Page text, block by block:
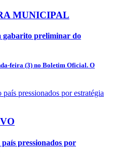
MUNICIPAL
gabarito preliminar do
feira (3) no Boletim Oficial. O
pressionados por